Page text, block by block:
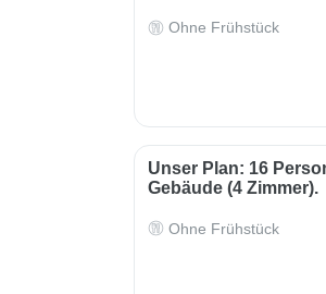
Ohne Frühstück
Unser Plan: 16
Gebäude (4 Zimmer).
Ohne Frühstück